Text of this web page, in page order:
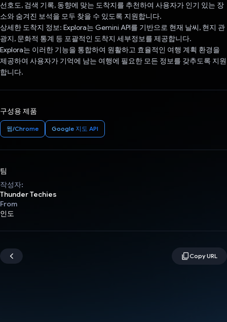
선호도, 검색 기록, 동향에 맞는 도착지를 추천하여 사용자가 인기 있는 장
소와 숨겨진 보석을 모두 찾을 수 있도록 지원합니다.
상세한 도착지 정보: Explora는 Gemini API를 기반으로 현재 날씨, 현지 관
광지, 문화적 통계 등 포괄적인 도착지 세부정보를 제공합니다.
Explora는 이러한 기능을 통합하여 원활하고 효율적인 여행 계획 환경을
제공하여 사용자가 기억에 남는 여행에 필요한 모든 정보를 갖추도록 지원
합니다.
구성용 제품
웹/Chrome Google 지도 API
팀
작성자:
Thunder Techies
From
인도